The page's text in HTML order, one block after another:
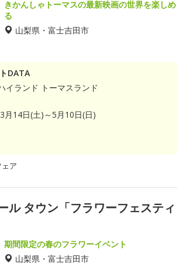
きかんしゃトーマスの最新映画の世界を楽しめ
る
山梨県・富士吉田市
DATA
イランド トーマスランド
月14日(土)～5月10日(日)
ェア
ル タウン「フラワーフェスティ
期間限定の春のフラワーイベント
山梨県・富士吉田市